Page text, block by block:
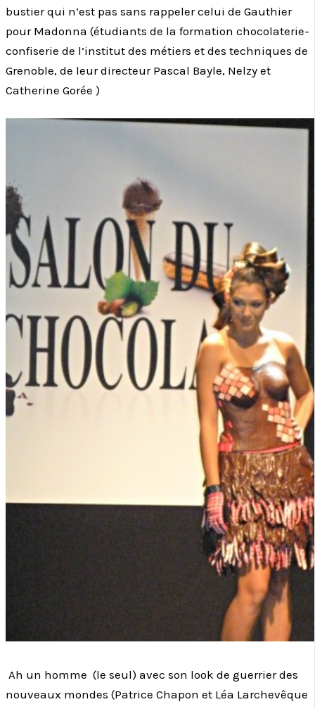
bustier qui n’est pas sans rappeler celui de Gauthier
pour Madonna (étudiants de la formation chocolaterie-
confiserie de l’institut des métiers et des techniques de
Grenoble, de leur directeur Pascal Bayle, Nelzy et
Catherine Gorée )
Ah un homme (le seul) avec son look de guerrier des
nouveaux mondes (Patrice Chapon et Léa Larchevêque